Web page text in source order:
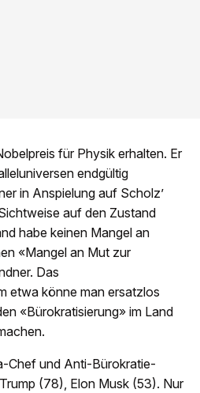
für Physik erhalten. Er
endgültig
in Anspielung auf Scholz’
auf den Zustand
habe keinen Mangel an
«Mangel an Mut zur
Das
etwa könne man ersatzlos
«Bürokratisierung» im Land
Chef und Anti-Bürokratie-
(78), Elon Musk (53). Nur